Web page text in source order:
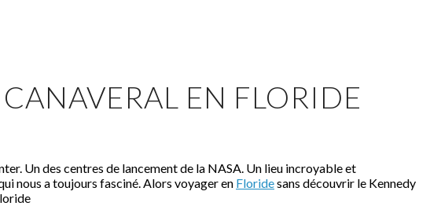
EN FLORIDE
Un des centres de lancement de la NASA. Un lieu incroyable et
nous a toujours fasciné. Alors voyager en Floridesans découvrir le Kennedy